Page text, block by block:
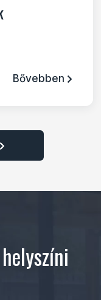
Bővebben